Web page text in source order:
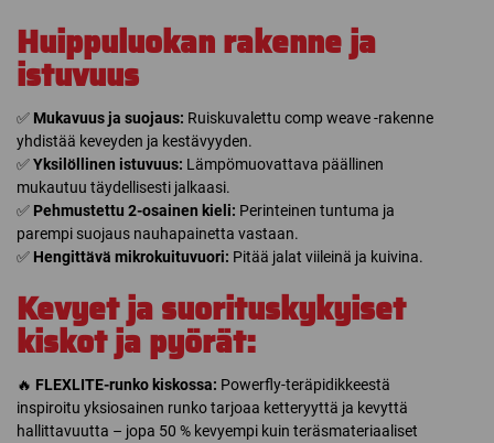
Huippuluokan rakenne ja
istuvuus
✅ Mukavuus ja suojaus: Ruiskuvalettu comp weave -rakenne
yhdistää keveyden ja kestävyyden.
✅Yksilöllinen istuvuus: Lämpömuovattava päällinen
mukautuu täydellisesti jalkaasi.
✅ Pehmustettu 2-osainen kieli: Perinteinen tuntuma ja
parempi suojaus nauhapainetta vastaan.
✅ Hengittävä mikrokuituvuori: Pitää jalat viileinä ja kuivina.
Kevyet ja suorituskykyiset
kiskot ja pyörät:
🔥 FLEXLITE-runko kiskossa: Powerfly-teräpidikkeestä
inspiroitu yksiosainen runko tarjoaa ketteryyttä ja kevyttä
hallittavuutta – jopa 50 % kevyempi kuin teräsmateriaaliset